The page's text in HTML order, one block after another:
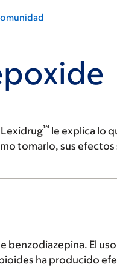
Lexidrug™ le explica lo
tomarlo, sus
benzodiazepina. El
ha producido